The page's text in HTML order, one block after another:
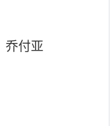
乔付亚